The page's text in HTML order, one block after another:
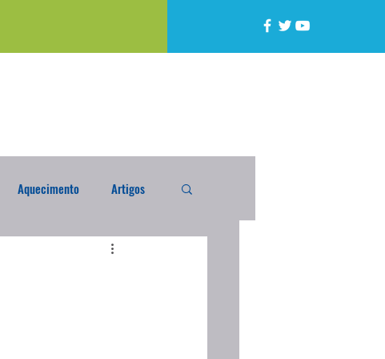
Aquecimento Artigos
Compra Exterior